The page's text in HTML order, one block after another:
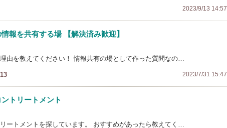
2023/9/13 14:57
報を共有する場 【解決済み歓迎】
由を教えてください！ 情報共有の場として作った質問なの…
13 2023/7/31 15:47
トリートメント
ートメントを探しています。 おすすめがあったら教えてく…